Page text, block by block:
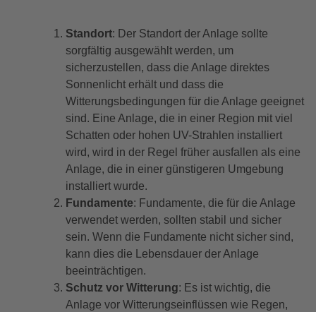
Standort: Der Standort der Anlage sollte
sorgfältig ausgewählt werden, um
sicherzustellen, dass die Anlage direktes
Sonnenlicht erhält und dass die
Witterungsbedingungen für die Anlage geeignet
sind. Eine Anlage, die in einer Region mit viel
Schatten oder hohen UV-Strahlen installiert
wird, wird in der Regel früher ausfallen als eine
Anlage, die in einer günstigeren Umgebung
installiert wurde.
Fundamente: Fundamente, die für die Anlage
verwendet werden, sollten stabil und sicher
sein. Wenn die Fundamente nicht sicher sind,
kann dies die Lebensdauer der Anlage
beeinträchtigen.
Schutz vor Witterung: Es ist wichtig, die
Anlage vor Witterungseinflüssen wie Regen,